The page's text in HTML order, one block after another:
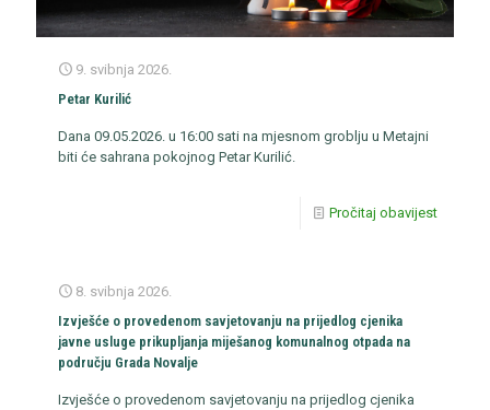
9. svibnja 2026.
Petar Kurilić
Dana 09.05.2026. u 16:00 sati na mjesnom groblju u Metajni
biti će sahrana pokojnog Petar Kurilić.
Pročitaj obavijest
8. svibnja 2026.
Izvješće o provedenom savjetovanju na prijedlog cjenika
javne usluge prikupljanja miješanog komunalnog otpada na
području Grada Novalje
Izvješće o provedenom savjetovanju na prijedlog cjenika